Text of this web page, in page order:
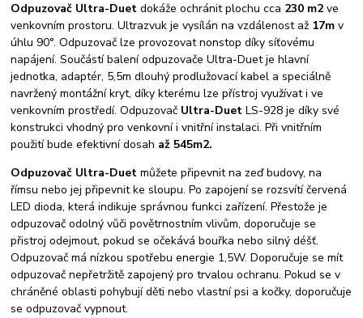
Odpuzovač Ultra-Duetdokáže ochránit plochu cca 230 m2ve
venkovním prostoru. Ultrazvuk je vysílán na vzdálenost až 17m v
úhlu 90°. Odpuzovač lze provozovat nonstop díky síťovému
napájení. Součástí balení odpuzovače Ultra-Duet je hlavní
jednotka, adaptér, 5,5m dlouhý prodlužovací kabel a speciálně
navržený montážní kryt, díky kterému lze přístroj využívat i ve
venkovním prostředí. Odpuzovač Ultra-Duet LS-928 je díky své
konstrukci vhodný pro venkovní i vnitřní instalaci. Při vnitřním
použití bude efektivní dosah až 545m2.
Odpuzovač Ultra-Duetmůžete připevnit na zeď budovy, na
římsu nebo jej připevnit ke sloupu. Po zapojení se rozsvítí červená
LED dioda, která indikuje správnou funkci zařízení. Přestože je
odpuzovač odolný vůči povětrnostním vlivům, doporučuje se
přistroj odejmout, pokud se očekává bouřka nebo silný déšť.
Odpuzovač má nízkou spotřebu energie 1,5W. Doporučuje se mít
odpuzovač nepřetržitě zapojený pro trvalou ochranu. Pokud se v
chráněné oblasti pohybují děti nebo vlastní psi a kočky, doporučuje
se odpuzovač vypnout.